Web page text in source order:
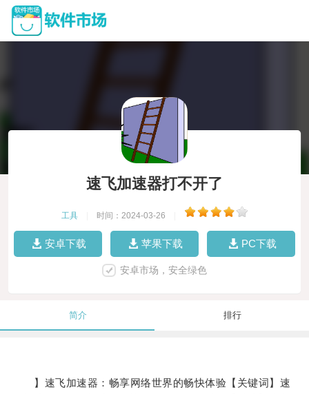
速飞加速器打不开了
工具 时间：2024-03-26
安卓下载 苹果下载 PC下载
安卓市场，安全绿色
简介 排行
】速飞加速器：畅享网络世界的畅快体验【关键词】速